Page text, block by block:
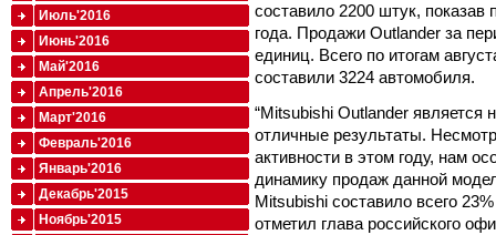
составило 2200 штук, показав
года. Продажи Outlander за
единиц. Всего по итогам
составили 3224 автомобиля.
“Mitsubishi Outlander
отличные результаты.
активности в этом году, нам
динамику продаж данной
Mitsubishi составило всего
отметил глава российского
Июль'2016
Июнь'2016
Май'2016
Апрель'2016
Март'2016
Февраль'2016
Январь'2016
Декабрь'2015
Ноябрь'2015